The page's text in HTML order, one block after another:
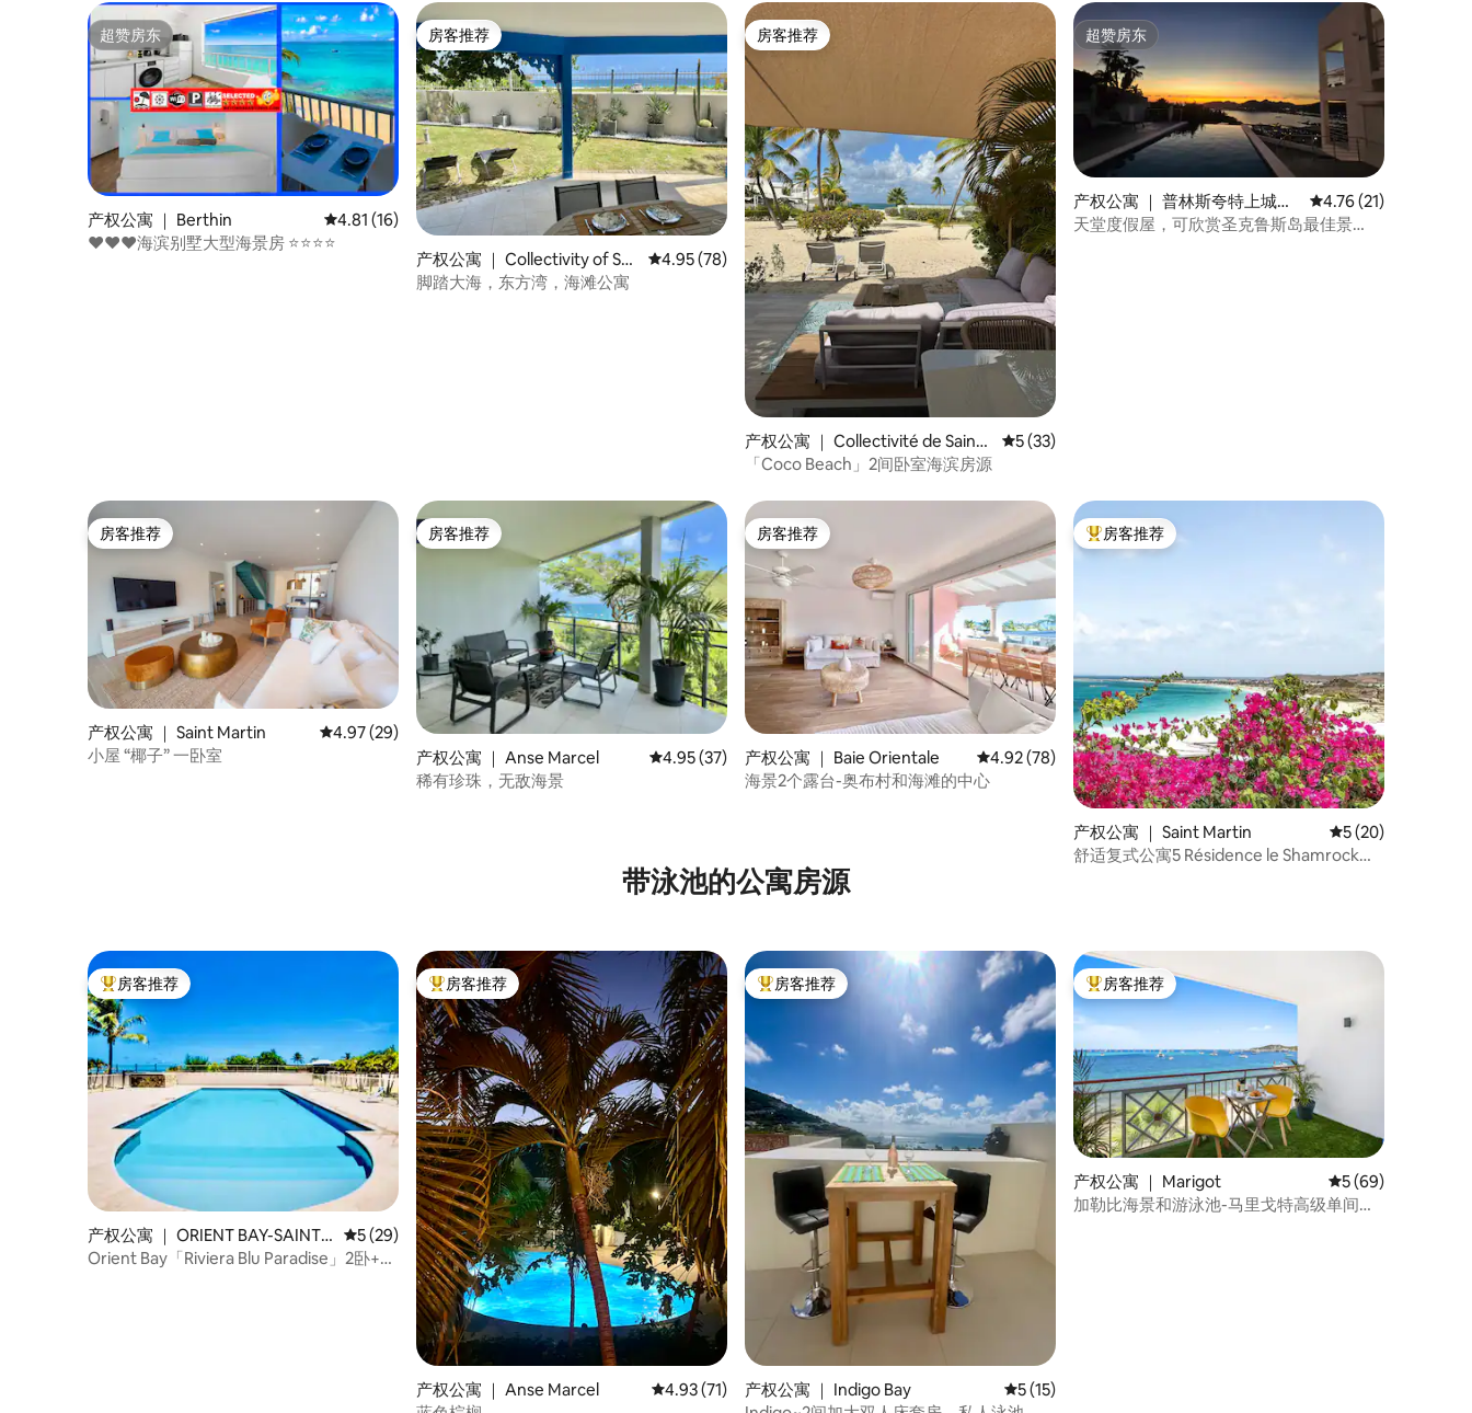
超赞房东
超赞房东
产权公寓 ｜ Berthin 平均评分 4.81 分（满分 5 分），共 16 条评价
4.81 (16)
❤️❤️❤️海滨别墅大型海景房 ⭐️⭐️⭐️⭐️
房客推荐
房客推荐
产权公寓 ｜ Collectivity of Sai
nt Martin
平均评分 4.95 分（满分 5 分），共 78 条评价
4.95 (78)
脚踏大海，东方湾，海滩公寓
房客推荐
房客推荐
产权公寓 ｜ Collectivité de Saint-
Martin
平均评分 5 分（满分 5 分），共 33 条评价
5 (33)
「Coco Beach」2间卧室海滨房源
超赞房东
超赞房东
产权公寓 ｜ 普林斯夸特上城区
(Upper Prince's Quarter)
平均评分 4.76 分（满
4.76 (21)
天堂度假屋，可欣赏圣克鲁斯岛最佳景
房客推荐
房客推荐
产权公寓 ｜ Saint Martin 平均评分 4.97 分（满分 5 分），共 29 条评价
4.97 (29)
小屋 “椰子” 一卧室
房客推荐
房客推荐
产权公寓 ｜ Anse Marcel 平均评分 4.95 分（满分 5 分），共 37 条评价
4.95 (37)
稀有珍珠，无敌海景
房客推荐
房客推荐
产权公寓 ｜ Baie Orientale 平均评分 4.92 分（满分 5 分），共 78 条评价
4.92 (78)
海景2个露台-奥布村和海滩的中心
热门「房客推荐」
房客推荐
产权公寓 ｜ Saint Martin 平均评分 5 分（满
5 (20)
舒适复式公寓5 Résidence le Shamrock
带泳池的公寓房源
热门「房客推荐」
房客推荐
产权公寓 ｜ ORIENT BAY-SAINT
MARTIN
平均评分 5 分（满分 5 分），共 29 条评价
5 (29)
Orient Bay「Riviera Blu Paradise」2卧+沙
热门「房客推荐」
房客推荐
产权公寓 ｜ Anse Marcel 平均评分 4.93 分（满分 5 分），共 71 条评价
4.93 (71)
热门「房客推荐」
房客推荐
产权公寓 ｜ Indigo Bay 平均评分 5 分（满分 5 分），共 15 条评价
5 (15)
热门「房客推荐」
房客推荐
产权公寓 ｜ Marigot 平均评分 5 分（满
5 (69)
加勒比海景和游泳池-马里戈特高级单间公